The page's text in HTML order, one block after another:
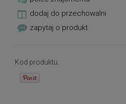
dodaj do przechowalni
zapytaj o produkt
Kod produktu: